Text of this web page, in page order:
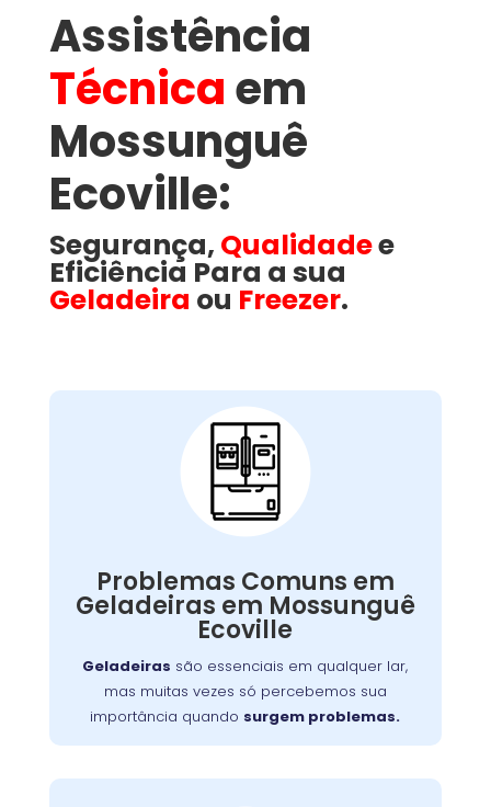
Assistência
Técnicaem
Mossunguê
Ecoville​:
Segurança, Qualidadee
Eficiência Para a sua
Geladeira ou Freezer.
Problemas Comuns em
Geladeiras em Mossunguê
Ecoville
Geladeiras são essenciais em qualquer lar,
mas muitas vezes só percebemos sua
importância quando surgem problemas.
Problemas Comuns
em Geladeiras:
Quando isso acontece, o impacto no seu dia a
Felizmente, a
Wandertec
oferece
serviços
especializados de conserto de geladeiras
para restaurar o funcionamento ideal de seus
aparelhos.